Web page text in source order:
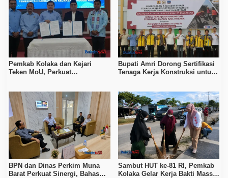
Pemkab Kolaka dan Kejari
Teken MoU, Perkuat
Bupati Amri Dorong Sertifikasi
Tenaga Kerja Konstruksi untuk
BPN dan Dinas Perkim Muna
Barat Perkuat Sinergi, Bahas
Sambut HUT ke-81 RI, Pemkab
Kolaka Gelar Kerja Bakti Massal